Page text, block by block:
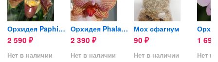
Орхидея Paphiopedilum...
2 590 ₽
Нет в наличии
Орхидея Phalaenopsis...
2 390 ₽
Нет в наличии
Мох сфагнум
90 ₽
Нет в наличии
1 690
Нет в